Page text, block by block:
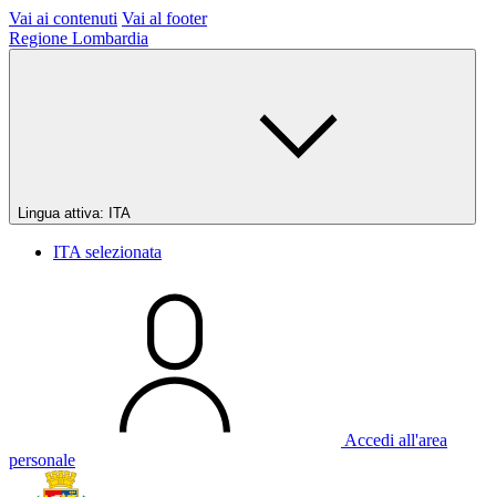
Vai ai contenuti Vai al footer
Regione Lombardia
Lingua attiva: ITA
ITA selezionata
Accedi all'area
personale